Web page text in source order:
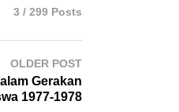
3 / 299 Posts
OLDER POST
Gerakan
1977-1978